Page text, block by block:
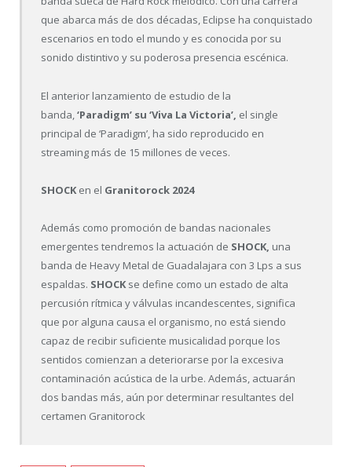
que abarca más de dos décadas, Eclipse ha conquistado
escenarios en todo el mundo y es conocida por su
sonido distintivo y su poderosa presencia escénica.
El anterior lanzamiento de estudio de la
banda, ‘Paradigm’ su ‘Viva La Victoria’, el single
principal de ‘Paradigm’, ha sido reproducido en
streaming más de 15 millones de veces.
SHOCKen el Granitorock 2024
Además como promoción de bandas nacionales
emergentes tendremos la actuación de SHOCK, una
banda de Heavy Metal de Guadalajara con 3 Lps a sus
espaldas. SHOCKse define como un estado de alta
percusión rítmica y válvulas incandescentes, significa
que por alguna causa el organismo, no está siendo
capaz de recibir suficiente musicalidad porque los
sentidos comienzan a deteriorarse por la excesiva
contaminación acústica de la urbe. Además, actuarán
dos bandas más, aún por determinar resultantes del
certamen Granitorock